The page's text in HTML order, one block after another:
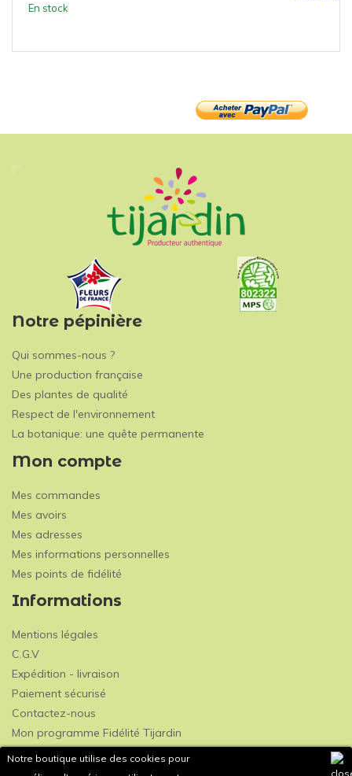
Notre boutique utilise des cookies pour
En stock
Notre pépinière
Qui sommes-nous ?
Une production française
Des plantes de qualité
Respect de l'environnement
La botanique: une quête permanente
Mon compte
Mes commandes
Mes avoirs
Mes adresses
Mes informations personnelles
Mes points de fidélité
Informations
Mentions légales
C.G.V
Expédition - livraison
Paiement sécurisé
Contactez-nous
Mon programme Fidélité Tijardin